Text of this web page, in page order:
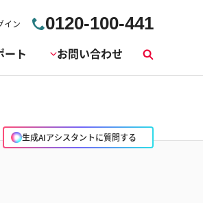
イン 0120-100-441
ート お問い合わせ
索
生成AIアシスタントに質問する